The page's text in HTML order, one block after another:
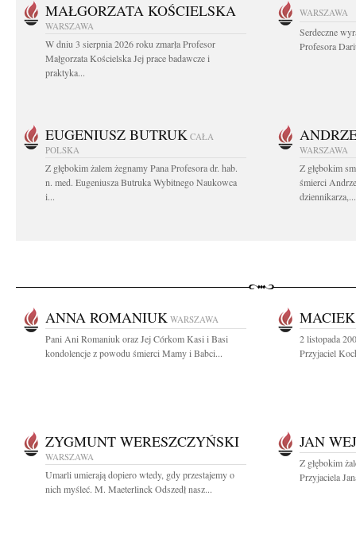
MAŁGORZATA KOŚCIELSKA
WARSZAWA
W dniu 3 sierpnia 2026 roku zmarła Profesor
Małgorzata Kościelska Jej prace badawcze i
praktyka...
WARSZAWA
Serdeczne
Profesora
EUGENIUSZ BUTRUK CAŁA
POLSKA
Z głębokim żalem żegnamy Pana Profesora dr. hab.
n. med. Eugeniusza Butruka Wybitnego Naukowca
i...
WARSZAWA
Z głębokim
śmierci
dziennikarza,...
ANNA ROMANIUK WARSZAWA
Pani Ani Romaniuk oraz Jej Córkom Kasi i Basi
kondolencje z powodu śmierci Mamy i Babci...
2 listopada
Przyjaciel
ZYGMUNT WERESZCZYŃSKI
WARSZAWA
Umarli umierają dopiero wtedy, gdy przestajemy o
nich myśleć. M. Maeterlinck Odszedł nasz...
JAN
Z głębokim
Przyjaciela